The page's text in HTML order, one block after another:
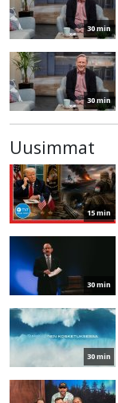
30 min
30 min
Uusimmat
15 min
30 min
30 min